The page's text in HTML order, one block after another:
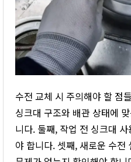
수전 교체 시 주의해야 할 점
싱크대 구조와 배관 상태에
니다. 둘째, 작업 전 싱크대
야 합니다. 셋째, 새로운 수전